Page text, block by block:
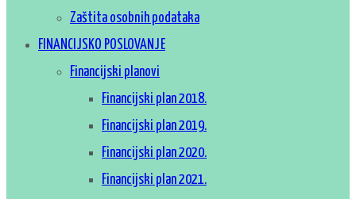
Zaštita osobnih podataka
FINANCIJSKO POSLOVANJE
Financijski planovi
Financijski plan 2018.
Financijski plan 2019.
Financijski plan 2020.
Financijski plan 2021.